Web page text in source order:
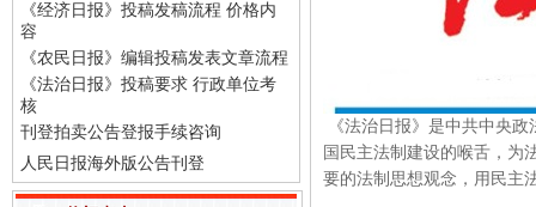
《经济日报》投稿发稿流程 价格内
容
《农民日报》编辑投稿发表文章流程
《法治日报》投稿要求 行政单位考
核
刊登拍卖公告登报手续咨询
人民日报海外版公告刊登
《法治日报》是中共中央
国民主法制建设的喉舌，为
要的法制思想观念，用民主